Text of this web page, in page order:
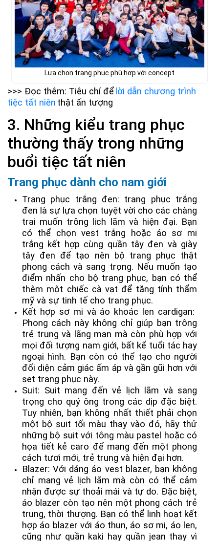
Lựa chọn trang phục phù hợp với concept
>>> Đọc thêm: Tiêu chí đểlời dẫn chương trình
tiệc tất niên thật ấn tượng
3. Những kiểu trang phục
thường thấy trong những
buổi tiệc tất niên
Trang phục dành cho nam giới
Trang phục trắng đen: trang phục trắng
đen là sự lựa chọn tuyệt vời cho các chàng
trai muốn trông lịch lãm và hiện đại. Bạn
có thể chọn vest trắng hoặc áo sơ mi
trắng kết hợp cùng quần tây đen và giày
tây đen để tạo nên bộ trang phục thật
phong cách và sang trọng. Nếu muốn tạo
điểm nhấn cho bộ trang phục, bạn có thể
thêm một chiếc cà vạt để tăng tính thẩm
mỹ và sự tinh tế cho trang phục.
Kết hợp sơ mi và áo khoác len cardigan:
Phong cách này không chỉ giúp bạn trông
trẻ trung và lãng mạn mà còn phù hợp với
mọi đối tượng nam giới, bất kể tuổi tác hay
ngoại hình. Bạn còn có thể tạo cho người
đối diện cảm giác ấm áp và gần gũi hơn với
set trang phục này.
Suit: Suit mang đến vẻ lịch lãm và sang
trọng cho quý ông trong các dịp đặc biệt.
Tuy nhiên, bạn không nhất thiết phải chọn
một bộ suit tối màu thay vào đó, hãy thử
những bộ suit với tông màu pastel hoặc có
họa tiết kẻ caro để mang đến một phong
cách tươi mới, trẻ trung và hiện đại hơn.
Blazer: Với dáng áo vest blazer, bạn không
chỉ mang vẻ lịch lãm mà còn có thể cảm
nhận được sự thoải mái và tự do. Đặc biệt,
áo blazer còn tạo nên một phong cách trẻ
trung, thời thượng. Bạn có thể linh hoạt kết
hợp áo blazer với áo thun, áo sơ mi, áo len,
cũng như quần kaki hay quần jean thay vì